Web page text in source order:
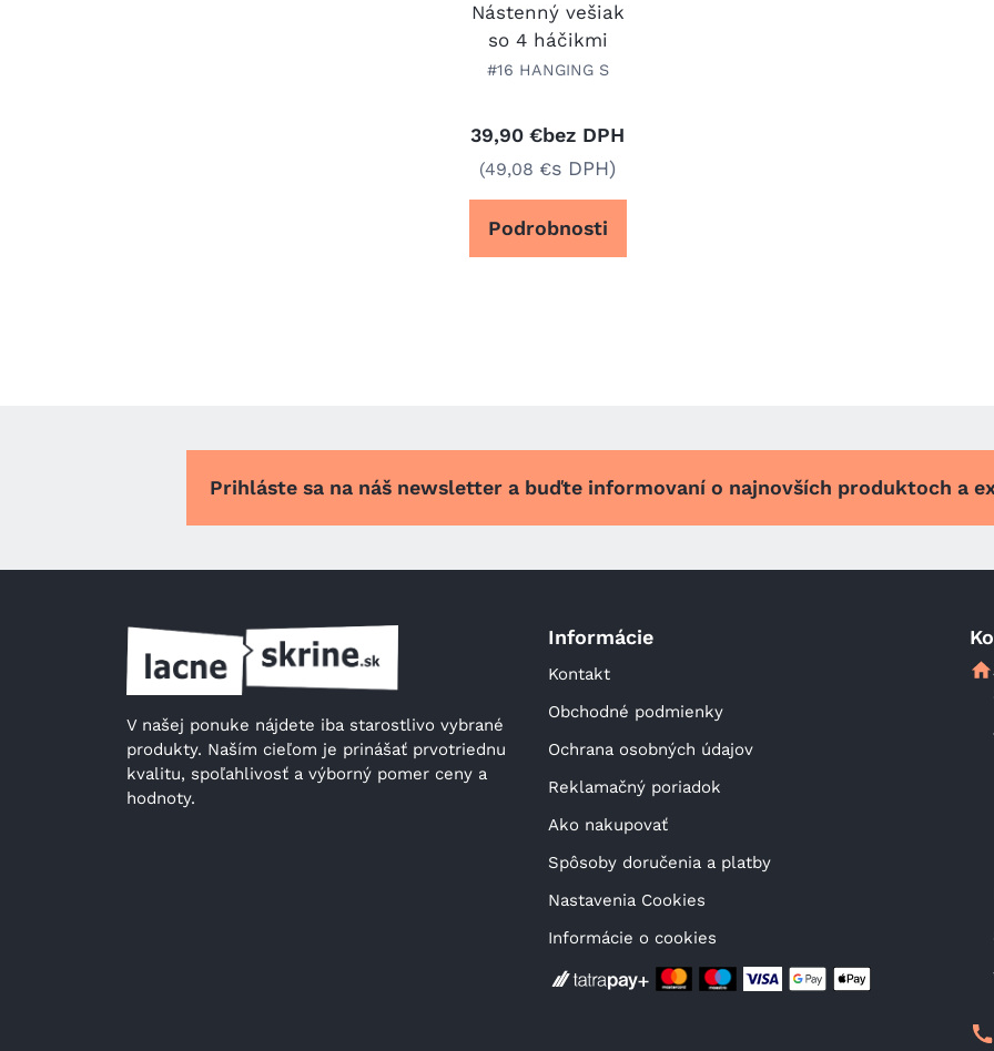
Nástenný vešiak
so 4 háčikmi
#16 HANGING S
39,90 €bez DPH
(49,08 €s DPH)
Podrobnosti
Prihláste sa na náš newsletter a buďte informovaní o najnovších produktoch a
V našej ponuke nájdete iba starostlivo vybrané
produkty. Naším cieľom je prinášať prvotriednu
kvalitu, spoľahlivosť a výborný pomer ceny a
hodnoty.
Informácie
Kontakt
Obchodné podmienky
Ochrana osobných údajov
Reklamačný poriadok
Ako nakupovať
Spôsoby doručenia a platby
Nastavenia Cookies
Informácie o cookies